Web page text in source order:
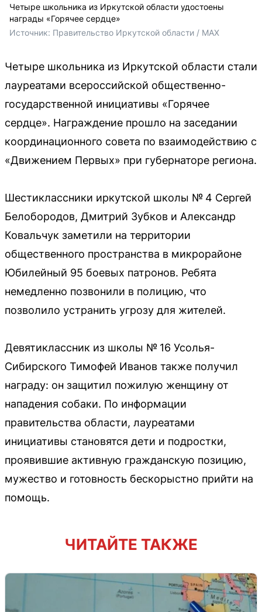
Четыре школьника из Иркутской области удостоены
награды «Горячее сердце»
Источник: Правительство Иркутской области / MAX
Четыре школьника из Иркутской области стали
лауреатами всероссийской общественно-
государственной инициативы «Горячее
сердце». Награждение прошло на заседании
координационного совета по взаимодействию с
«Движением Первых» при губернаторе региона.
Шестиклассники иркутской школы № 4 Сергей
Белобородов, Дмитрий Зубков и Александр
Ковальчук заметили на территории
общественного пространства в микрорайоне
Юбилейный 95 боевых патронов. Ребята
немедленно позвонили в полицию, что
позволило устранить угрозу для жителей.
Девятиклассник из школы № 16 Усолья-
Сибирского Тимофей Иванов также получил
награду: он защитил пожилую женщину от
нападения собаки. По информации
правительства области, лауреатами
инициативы становятся дети и подростки,
проявившие активную гражданскую позицию,
мужество и готовность бескорыстно прийти на
помощь.
ЧИТАЙТЕ ТАКЖЕ